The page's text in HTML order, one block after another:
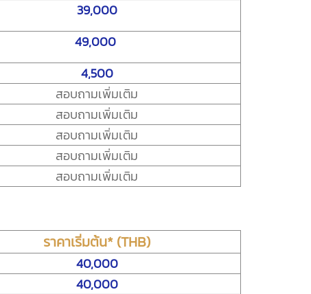
39,000
49,000
4,500
สอบถามเพิ่มเติม
สอบถามเพิ่มเติม
สอบถามเพิ่มเติม
สอบถามเพิ่มเติม
สอบถามเพิ่มเติม
ราคาเริ่มต้น* (THB)
40,000
40,000